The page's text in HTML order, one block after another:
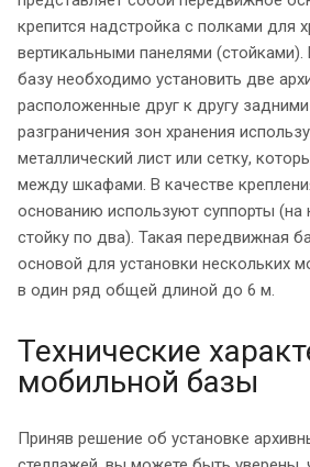
крепится надстройка с полками для
вертикальными панелями (стойками).
базу необходимо установить две
расположенные друг к другу
разграничения зон хранения
металлический лист или сетку,
между шкафами. В качестве
основанию используют суппорты
стойку по два). Такая передвижная
основой для установки нескольких
в один ряд общей длиной до 6 м.
Технические
мобильной базы
Приняв решение об установке